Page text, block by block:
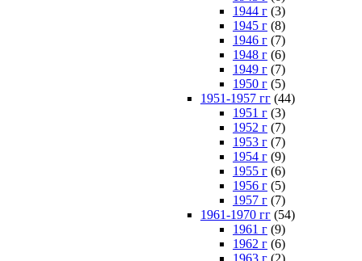
1944 г (3)
1945 г (8)
1946 г (7)
1948 г (6)
1949 г (7)
1950 г (5)
1951-1957 гг (44)
1951 г (3)
1952 г (7)
1953 г (7)
1954 г (9)
1955 г (6)
1956 г (5)
1957 г (7)
1961-1970 гг (54)
1961 г (9)
1962 г (6)
1963 г (2)